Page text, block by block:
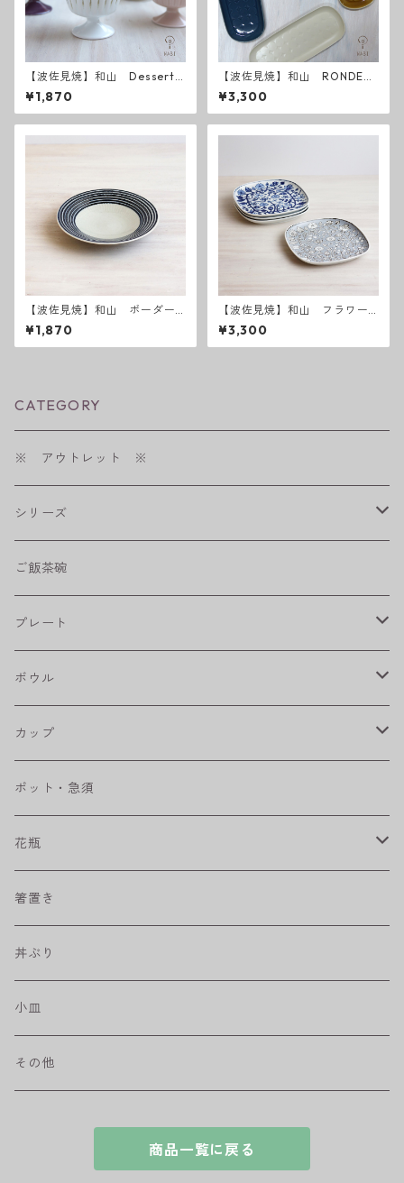
【波佐見焼】和山 Dessert
Cup デザートカップ
¥1,870
【波佐見焼】和山 RONDE
長皿
¥3,300
【波佐見焼】和山 ボーダー
柄 「藍駒」6寸皿
¥1,870
【波佐見焼】和山 フラワー
パレード盛皿
¥3,300
CATEGORY
※ アウトレット ※
シリーズ
shabby chic style
フラワーパレード
八角シリーズ
RONDE
ベベルボウル
プリーツ
藍駒
ワビカップ
ハンディ小皿
和ミモザ
ご飯茶碗
プレート
楕円皿
丸皿
長皿
角皿
取皿
盛皿
カレー＆パスタ皿
ボウル
大鉢
中鉢
小鉢
カップ
カップ
マグカップ
フリーカップ
そば猪口
ポット・急須
花瓶
水差し
箸置き
丼ぶり
小皿
その他
商品一覧に戻る